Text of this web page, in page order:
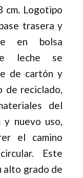
cm. Logotipo
trasera y
en bolsa
leche se
de cartón y
de reciclado,
del
y nuevo uso,
el camino
Este
alto grado de